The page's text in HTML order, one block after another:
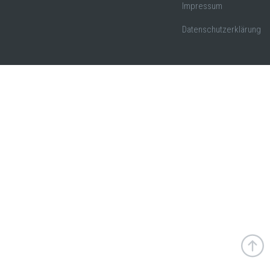
Impressum
Datenschutzerklärung